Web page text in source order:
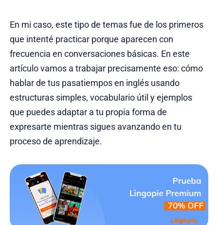
En mi caso, este tipo de temas fue de los primeros
que intenté practicar porque aparecen con
frecuencia en conversaciones básicas. En este
artículo vamos a trabajar precisamente eso: cómo
hablar de tus pasatiempos en inglés usando
estructuras simples, vocabulario útil y ejemplos
que puedes adaptar a tu propia forma de
expresarte mientras sigues avanzando en tu
proceso de aprendizaje.